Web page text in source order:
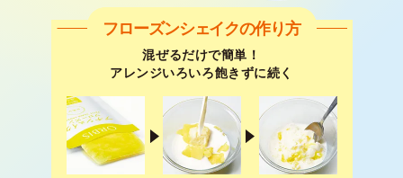
フローズンシェイクの作り方
混ぜるだけで簡単！
アレンジいろいろ飽きずに続く